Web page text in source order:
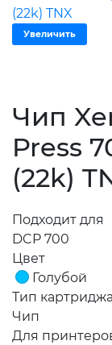
Увеличить
Чип
Press
(22k)
Подходит для
DCP 700
Цвет
Голубой
Тип картриджа
Чип
Для